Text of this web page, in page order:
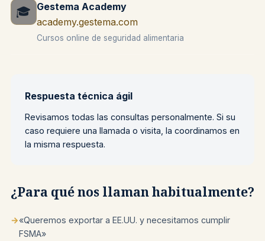
🎓 Gestema Academy
academy.gestema.com
Cursos online de seguridad alimentaria
Respuesta técnica ágil
Revisamos todas las consultas personalmente. Si su
caso requiere una llamada o visita, la coordinamos en
la misma respuesta.
¿Para qué nos llaman habitualmente?
→«Queremos exportar a EE.UU. y necesitamos cumplir
FSMA»